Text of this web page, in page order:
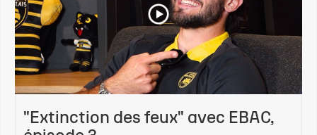
"Extinction des feux" avec EBAC,